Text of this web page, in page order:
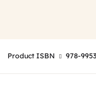
Product ISBN 978-